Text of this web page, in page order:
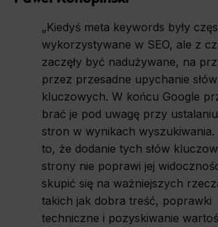
„Kiedyś meta keywords były
wykorzystywane w SEO, ale z
zaczęły być nadużywane, na
przez przesadne upychanie słów
kluczowych. W końcu Google
brać je pod uwagę przy
stron w wynikach wyszukiwania.
to, że dodanie tych słów
strony nie poprawi jej
skupić się na ważniejszych
takich jak dobra treść, poprawki
techniczne i pozyskiwanie